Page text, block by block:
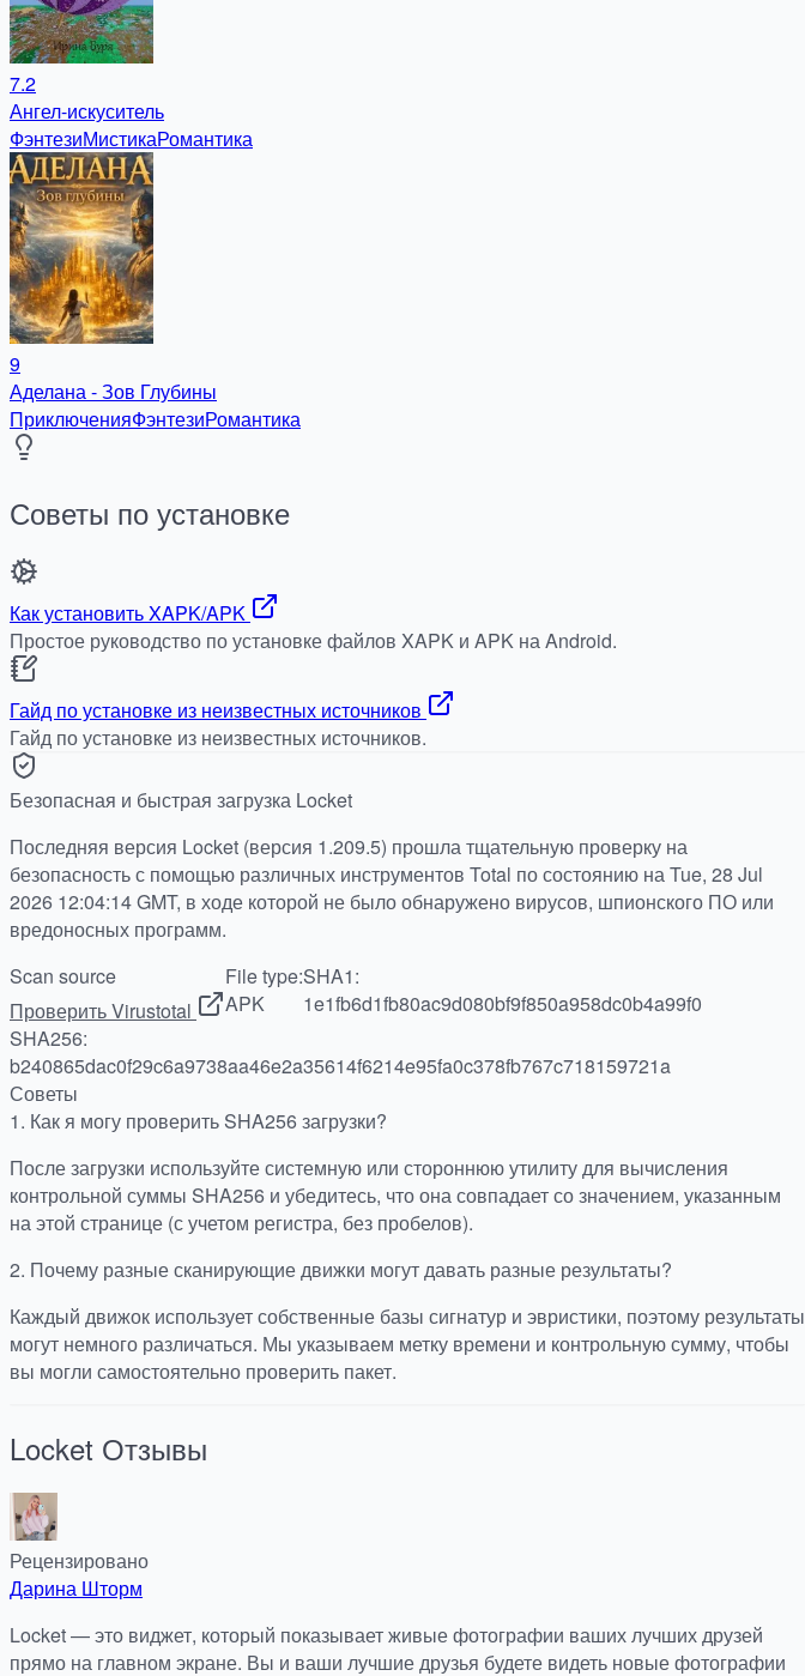
7.2
Ангел-искуситель
ФэнтезиМистикаРомантика
9
Аделана - Зов Глубины
ПриключенияФэнтезиРомантика
Советы по установке
Как установить XAPK/APK
Простое руководство по установке файлов XAPK и APK на Android.
Гайд по установке из неизвестных источников
Гайд по установке из неизвестных источников.
Безопасная и быстрая загрузка Locket
Последняя версия Locket (версия 1.209.5) прошла тщательную проверку на
безопасность с помощью различных инструментов Total по состоянию на Tue, 28 Jul
2026 12:04:14 GMT, в ходе которой не было обнаружено вирусов, шпионского ПО или
вредоносных программ.
Scan source
Проверить Virustotal
File type:
APK
SHA1:
1e1fb6d1fb80ac9d080bf9f850a958dc0b4a99f0
SHA256:
b240865dac0f29c6a9738aa46e2a35614f6214e95fa0c378fb767c718159721a
Советы
1. Как я могу проверить SHA256 загрузки?
После загрузки используйте системную или стороннюю утилиту для вычисления
контрольной суммы SHA256 и убедитесь, что она совпадает со значением, указанным
на этой странице (с учетом регистра, без пробелов).
2. Почему разные сканирующие движки могут давать разные результаты?
Каждый движок использует собственные базы сигнатур и эвристики, поэтому результаты
могут немного различаться. Мы указываем метку времени и контрольную сумму, чтобы
вы могли самостоятельно проверить пакет.
Locket Отзывы
Рецензировано
Дарина Шторм
Locket — это виджет, который показывает живые фотографии ваших лучших друзей
прямо на главном экране. Вы и ваши лучшие друзья будете видеть новые фотографии